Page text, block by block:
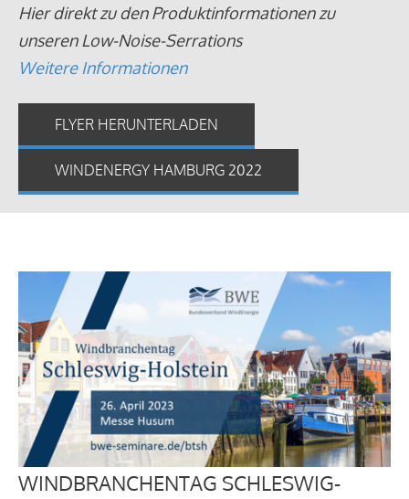
Hier direkt zu den Produktinformationen zu
unseren Low-Noise-Serrations
Weitere Informationen
FLYER HERUNTERLADEN
WINDENERGY HAMBURG 2022
WINDBRANCHENTAG SCHLESWIG-